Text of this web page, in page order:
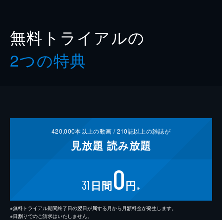
無料トライアルの
2つの特典
420,000本以上の動画 /210誌以上の雑誌が
見放題 読み放題
31 日間0円 ※
※無料トライアル期間終了日の翌日が属する月から月額料金が発生します。
※日割りでのご請求はいたしません。